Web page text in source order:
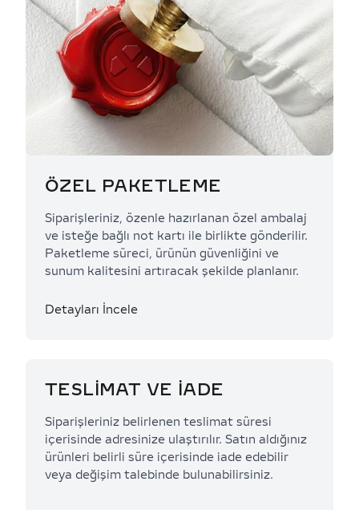
ÖZEL PAKETLEME
Siparişleriniz, özenle hazırlanan özel ambalaj
ve isteğe bağlı not kartı ile birlikte gönderilir.
Paketleme süreci, ürünün güvenliğini ve
sunum kalitesini artıracak şekilde planlanır.
Detayları İncele
TESLİMAT VE İADE
Siparişleriniz belirlenen teslimat süresi
içerisinde adresinize ulaştırılır. Satın aldığınız
ürünleri belirli süre içerisinde iade edebilir
veya değişim talebinde bulunabilirsiniz.